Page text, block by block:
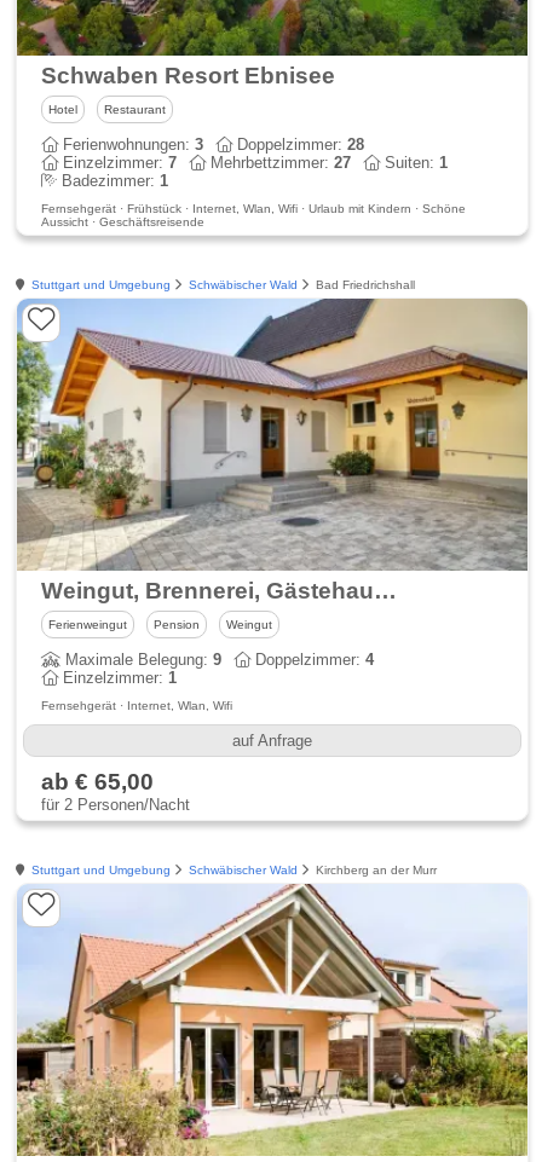
Schwaben Resort Ebnisee
Hotel Restaurant
Ferienwohnungen:3 Doppelzimmer:28
Einzelzimmer:7 Mehrbettzimmer:27 Suiten:1
Badezimmer:1
Fernsehgerät · Frühstück · Internet, Wlan, Wifi · Urlaub mit Kindern · Schöne
Aussicht · Geschäftsreisende
Stuttgart und Umgebung Schwäbischer Wald Bad Friedrichshall
Weingut, Brennerei, Gästehaus und Weinstube Politschek
Ferienweingut Pension Weingut
Maximale Belegung:9 Doppelzimmer:4
Einzelzimmer:1
Fernsehgerät · Internet, Wlan, Wifi
auf Anfrage
ab € 65,00
für 2 Personen/Nacht
Stuttgart und Umgebung Schwäbischer Wald Kirchberg an der Murr